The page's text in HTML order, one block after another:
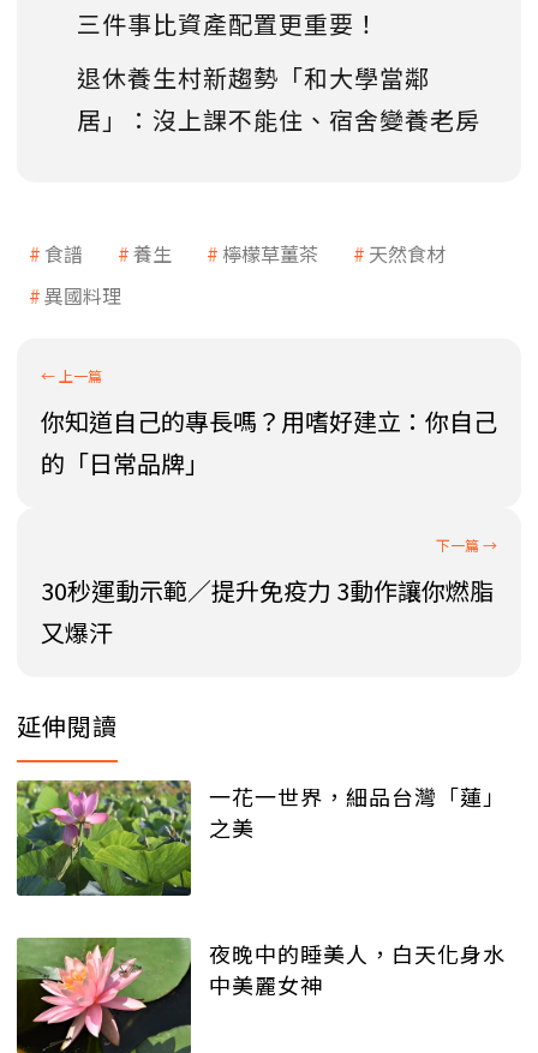
三件事比資產配置更重要！
退休養生村新趨勢「和大學當鄰
居」：沒上課不能住、宿舍變養老房
食譜 養生 檸檬草薑茶
天然食材
異國料理
你知道自己的專長嗎？用嗜好建立：你自己
的「日常品牌」
30秒運動示範／提升免疫力 3動作讓你燃脂
又爆汗
延伸閱讀
一花一世界，細品台灣「蓮」
之美
夜晚中的睡美人，白天化身水
中美麗女神